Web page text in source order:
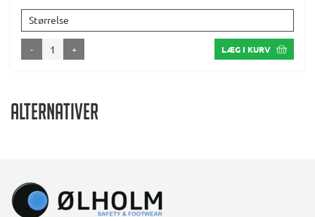
Størrelse
- + LÆG I KURV
Alternativer